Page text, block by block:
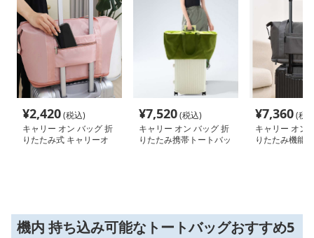
¥2,420(税込)
キャリー オン バッグ 折
りたたみ式 キャリーオ
¥7,520(税込)
キャリー オン バッグ 折
りたたみ携帯トートバッ
¥7,360(税
キャリー オン
りたたみ機能
機内 持ち込み可能なトートバッグおすすめ5